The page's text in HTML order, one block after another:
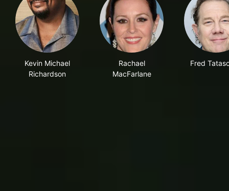
Kevin Michael
Richardson
Rachael
MacFarlane
Fred